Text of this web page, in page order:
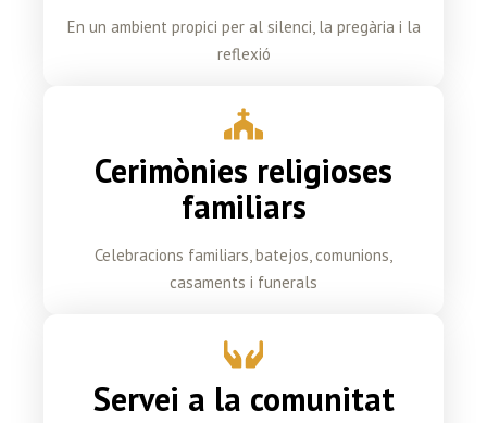
En un ambient propici per al silenci, la pregària i la
reflexió
Cerimònies religioses
familiars
Celebracions familiars, batejos, comunions,
casaments i funerals
Servei a la comunitat